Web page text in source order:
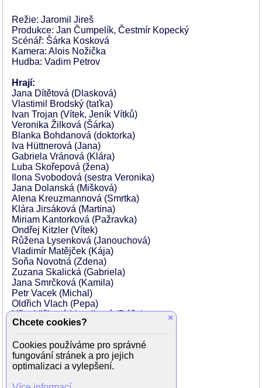
Režie: Jaromil Jireš
Produkce: Jan Čumpelík, Čestmír Kopecký
Scénář: Šárka Kosková
Kamera: Alois Nožička
Hudba: Vadim Petrov
Hrají:
Jana Dítětová (Dlasková)
Vlastimil Brodský (taťka)
Ivan Trojan (Vítek, Jeník Vítků)
Veronika Žilková (Šárka)
Blanka Bohdanová (doktorka)
Iva Hüttnerová (Jana)
Gabriela Vránová (Klára)
Luba Skořepová (žena)
Ilona Svobodová (sestra Veronika)
Jana Dolanská (Mišková)
Alena Kreuzmannová (Smrtka)
Klára Jirsáková (Martina)
Miriam Kantorková (Pažravka)
Ondřej Kitzler (Vítek)
Růžena Lysenková (Janouchová)
Vladimír Matějček (Kája)
Soňa Novotná (Zdena)
Zuzana Skalická (Gabriela)
Jana Smrčková (Kamila)
Petr Vacek (Michal)
Oldřich Vlach (Pepa)
Věra Vlčková-Vocelková (Dáša)
Yvetta Blanarovičová (nevěsta)
Stanislav Hájek (manžel Janouchové)
Alexandra Holubová (Kamilina matka)
Alena Hrdinková (žákyně)
×
Chcete cookies?
Cookies používáme pro správné
fungování stránek a pro jejich
optimalizaci a vylepšení.